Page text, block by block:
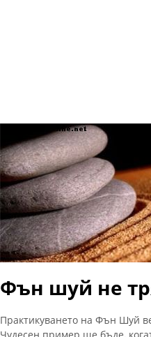
Фън шуй не
Практикуването на Фън Шуй